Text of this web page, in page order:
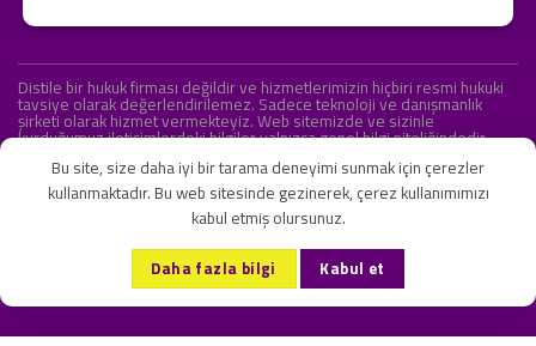
Distile bir hukuk firması değildir ve hizmetlerimizin hiçbiri resmi hukuki
tavsiye olarak değerlendirilemez. Sadece teknoloji ve danışmanlık
şirketi olarak hizmet vermekteyiz. Web sitemizde ve sizinle
kurduğumuz iletişimlerdeki bilgiler yalnızca genel bilgi niteliğindedir.
KVKK ve Gizlilik Sözleşmesi S.S.S. İletişim
Copyright 2026 ©Onlipr Teknoloji ve Ticaret A.Ş.
Bu site, size daha iyi bir tarama deneyimi sunmak için çerezler
kullanmaktadır. Bu web sitesinde gezinerek, çerez kullanımımızı
kabul etmiş olursunuz.
Daha fazla bilgi Kabul et